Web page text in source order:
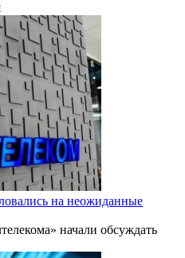
на неожиданные
начали обсуждать